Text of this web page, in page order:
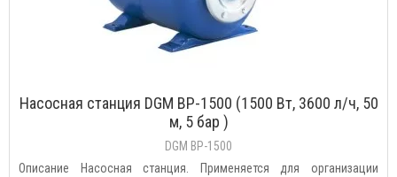
Насосная станция DGM BP-1500 (1500 Вт, 3600 л/ч, 50
м, 5 бар )
DGM BP-1500
Описание Насосная станция. Применяется для организации